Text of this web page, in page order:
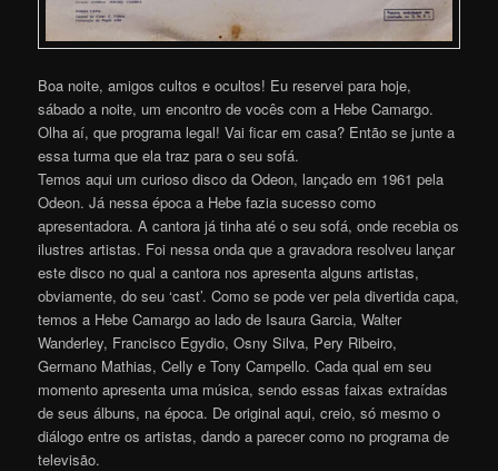
Boa noite, amigos cultos e ocultos! Eu reservei para hoje,
sábado a noite, um encontro de vocês com a Hebe Camargo.
Olha aí, que programa legal! Vai ficar em casa? Então se junte a
essa turma que ela traz para o seu sofá.
Temos aqui um curioso disco da Odeon, lançado em 1961 pela
Odeon. Já nessa época a Hebe fazia sucesso como
apresentadora. A cantora já tinha até o seu sofá, onde recebia os
ilustres artistas. Foi nessa onda que a gravadora resolveu lançar
este disco no qual a cantora nos apresenta alguns artistas,
obviamente, do seu ‘cast’. Como se pode ver pela divertida capa,
temos a Hebe Camargo ao lado de Isaura Garcia, Walter
Wanderley, Francisco Egydio, Osny Silva, Pery Ribeiro,
Germano Mathias, Celly e Tony Campello. Cada qual em seu
momento apresenta uma música, sendo essas faixas extraídas
de seus álbuns, na época. De original aqui, creio, só mesmo o
diálogo entre os artistas, dando a parecer como no programa de
televisão.